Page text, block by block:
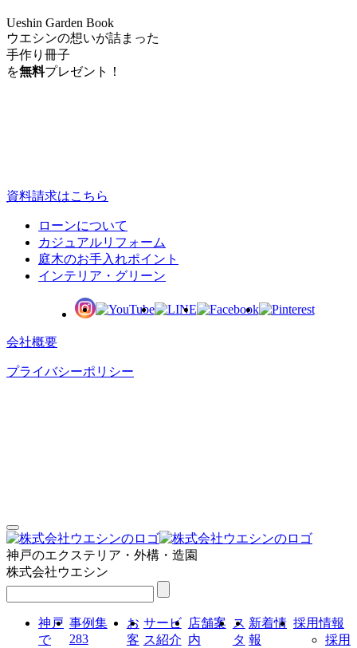
Ueshin Garden Book
ウエシンの想いが詰まった
手作り冊子
を無料プレゼント！
資料請求はこちら
ローンについて
カジュアルリフォーム
庭⽊のお⼿⼊れポイント
インテリア・グリーン
会社概要
プライバシーポリシー
神戸のエクステリア・外構・造園
株式会社ウエシン
神戸
で
事例集
283
お
客
サービ
ス紹介
店舗案
内
ス
タ
新着情
報
採用情報
採用